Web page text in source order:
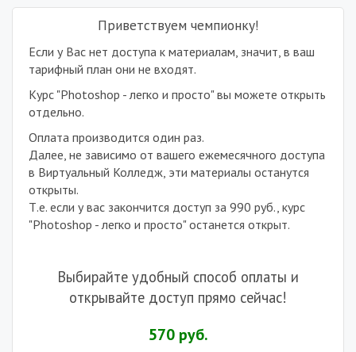
Приветствуем чемпионку!
Если у Вас нет доступа к материалам, значит, в ваш
тарифный план они не входят.
Курс "Photoshop - легко и просто" вы можете открыть
отдельно.
Оплата производится один раз.
Далее, не зависимо от вашего ежемесячного доступа
в Виртуальный Колледж, эти материалы останутся
открыты.
Т.е. если у вас закончится доступ за 990 руб., курс
"Photoshop - легко и просто" останется открыт.
Выбирайте удобный способ оплаты и
открывайте доступ прямо сейчас!
570 руб.